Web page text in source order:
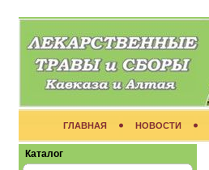
ГЛАВНАЯ НОВОСТИ
Каталог